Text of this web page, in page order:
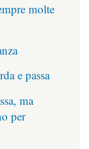
molte
e passa
ma
per